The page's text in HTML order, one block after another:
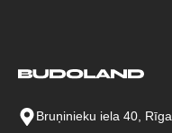
Bruņinieku iela 40, Rīga